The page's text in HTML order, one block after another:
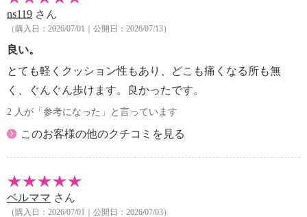
ns119 さん
（購入日：2026/07/01｜公開日：2026/07/13）
良い。
とても軽くクッション性もあり、どこも痛くなる所も無
く、ぐんぐん歩けます。良かったです。
2 人が「参考になった」と言っています
このお客様の他のクチコミを見る
ベルママ さん
（購入日：2026/07/01｜公開日：2026/07/03）